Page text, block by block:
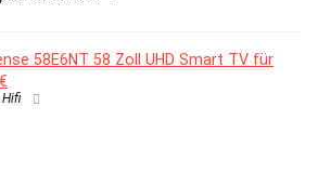
58E6NT 58 Zoll UHD Smart TV für
Hifi